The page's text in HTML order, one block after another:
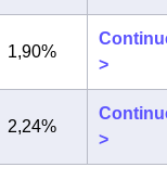
1,90%
>
2,24%
>